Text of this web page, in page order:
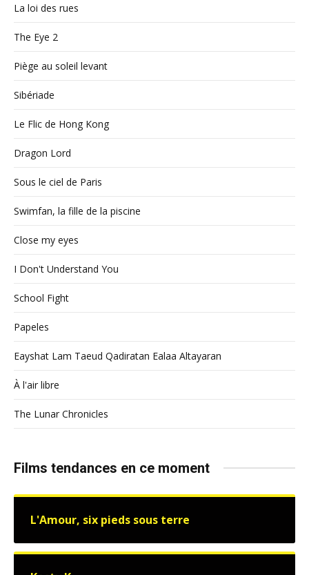
La loi des rues
The Eye 2
Piège au soleil levant
Sibériade
Le Flic de Hong Kong
Dragon Lord
Sous le ciel de Paris
Swimfan, la fille de la piscine
Close my eyes
I Don't Understand You
School Fight
Papeles
Eayshat Lam Taeud Qadiratan Ealaa Altayaran
À l'air libre
The Lunar Chronicles
Films tendances en ce moment
L'Amour, six pieds sous terre